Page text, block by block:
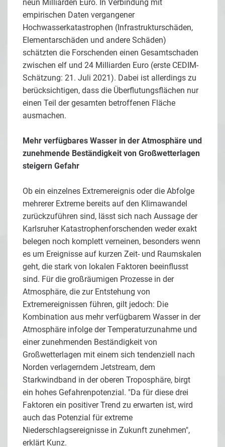
neun Milliarden Euro. In Verbindung mit
empirischen Daten vergangener
Hochwasserkatastrophen (Infrastrukturschäden,
Elementarschäden und andere Schäden)
schätzten die Forschenden einen Gesamtschaden
zwischen elf und 24 Milliarden Euro (erste CEDIM-
Schätzung: 21. Juli 2021). Dabei ist allerdings zu
berücksichtigen, dass die Überflutungsflächen nur
einen Teil der gesamten betroffenen Fläche
ausmachen.
Mehr verfügbares Wasser in der Atmosphäre und
zunehmende Beständigkeit von Großwetterlagen
steigern Gefahr
Ob ein einzelnes Extremereignis oder die Abfolge
mehrerer Extreme bereits auf den Klimawandel
zurückzuführen sind, lässt sich nach Aussage der
Karlsruher Katastrophenforschenden weder exakt
belegen noch komplett verneinen, besonders wenn
es um Ereignisse auf kurzen Zeit- und Raumskalen
geht, die stark von lokalen Faktoren beeinflusst
sind. Für die großräumigen Prozesse in der
Atmosphäre, die zur Entstehung von
Extremereignissen führen, gilt jedoch: Die
Kombination aus mehr verfügbarem Wasser in der
Atmosphäre infolge der Temperaturzunahme und
einer zunehmenden Beständigkeit von
Großwetterlagen mit einem sich tendenziell nach
Norden verlagerndem Jetstream, dem
Starkwindband in der oberen Troposphäre, birgt
ein hohes Gefahrenpotenzial. "Da für diese drei
Faktoren ein positiver Trend zu erwarten ist, wird
auch das Potenzial für extreme
Niederschlagsereignisse in Zukunft zunehmen",
erklärt Kunz.